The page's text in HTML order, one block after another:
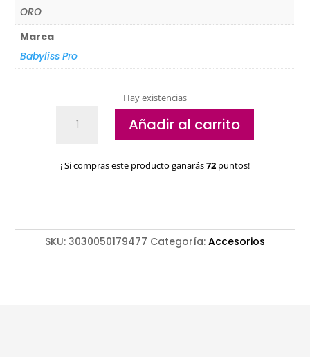
ORO
Marca
Babyliss Pro
Hay existencias
Babyliss
Añadir al carrito
¡ Si compras este producto ganarás72 puntos!
SKU: 3030050179477 Categoría: Accesorios